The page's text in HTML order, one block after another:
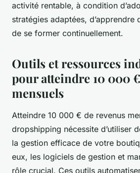
activité rentable, à condition
stratégies adaptées, d’apprendre
de se former continuellement.
Outils et ressources
pour atteindre 10 000
mensuels
Atteindre 10 000 € de revenus
dropshipping nécessite d’utiliser
la gestion efficace de votre
eux, les logiciels de gestion et
rôle crucial. Ces outils